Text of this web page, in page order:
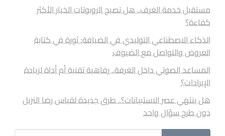
مستقبل خدمة الغرف.. هل تصبح الروبوتات الخيار الأكثر
كفاءة؟
الذكاء الاصطناعي التوليدي في الضيافة: ثورة في كتابة
العروض والتواصل مع الضيوف
المساعد الصوتي داخل الغرفة.. رفاهية تقنية أم أداة لزيادة
الإيرادات؟
هل ينتهي عصر الاستبيانات؟.. طرق جديدة لقياس رضا النزيل
دون طرح سؤال واحد